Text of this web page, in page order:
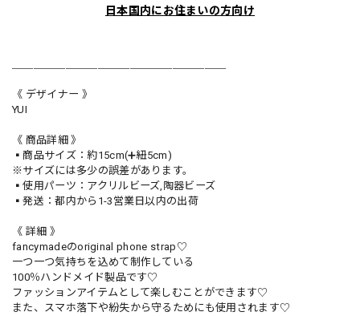
日本国内にお住まいの方向け
《 デザイナー 》
YUI
《 商品詳細 》
▪️商品サイズ：約15cm(➕紐5cm)
※サイズには多少の誤差があります。
▪️使用パーツ：アクリルビーズ,陶器ビーズ
▪️発送：都内から1-3営業日以内の出荷
《 詳細 》
fancymadeのoriginal phone strap♡
一つ一つ気持ちを込めて制作している
100％ハンドメイド製品です♡
ファッションアイテムとして楽しむことができます♡
また、スマホ落下や紛失から守るためにも使用されます♡